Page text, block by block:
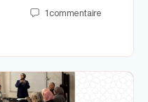
1 commentaire